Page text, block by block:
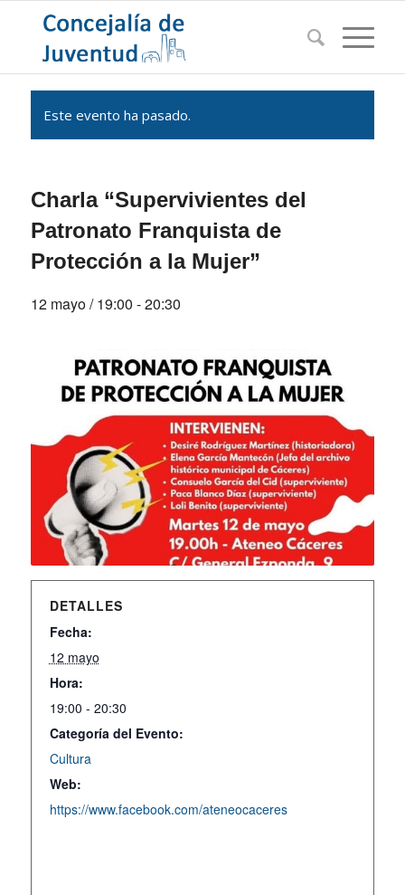
Este evento ha pasado.
Charla “Supervivientes del
Patronato Franquista de
Protección a la Mujer”
12 mayo / 19:00 -20:30
DETALLES
Fecha:
12 mayo
Hora:
19:00 - 20:30
Categoría del Evento:
Cultura
Web:
https://www.facebook.com/ateneocaceres